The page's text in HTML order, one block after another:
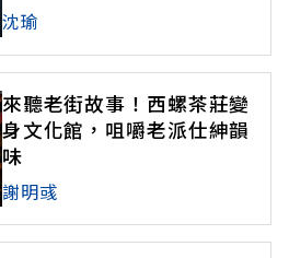
沈瑜
來聽老街故事！西螺茶莊變
身文化館，咀嚼老派仕紳韻
味
謝明彧